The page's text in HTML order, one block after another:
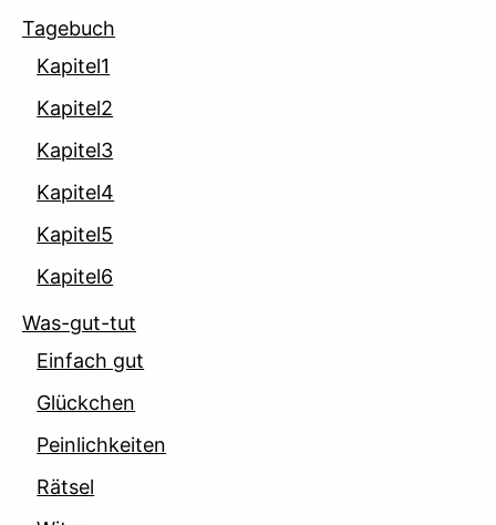
Tagebuch
Kapitel1
Kapitel2
Kapitel3
Kapitel4
Kapitel5
Kapitel6
Was-gut-tut
Einfach gut
Glückchen
Peinlichkeiten
Rätsel